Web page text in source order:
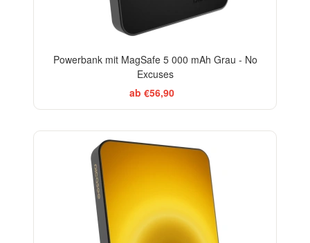
Powerbank mit MagSafe 5 000 mAh Grau - No
Excuses
ab €56,90